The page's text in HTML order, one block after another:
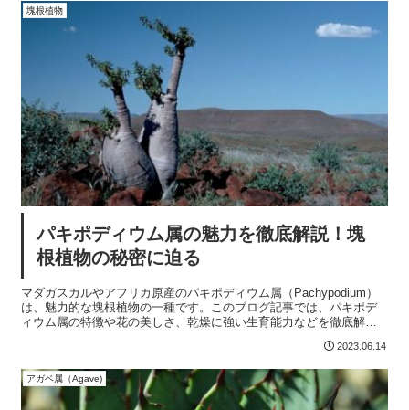
塊根植物
パキポディウム属の魅力を徹底解説！塊
根植物の秘密に迫る
マダガスカルやアフリカ原産のパキポディウム属（Pachypodium）
は、魅力的な塊根植物の一種です。このブログ記事では、パキポデ
ィウム属の特徴や花の美しさ、乾燥に強い生育能力などを徹底解
キポディウム属の魅力を探求し、観賞用植物としての魅力を存分に
2023.06.14
アガベ属（Agave)